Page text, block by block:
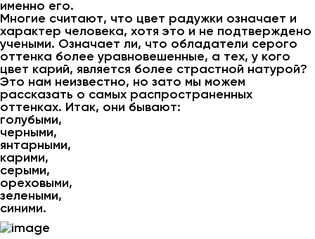
именно его.
Многие считают, что цвет радужки означает и
характер человека, хотя это и не подтверждено
учеными. Означает ли, что обладатели серого
оттенка более уравновешенные, а тех, у кого
цвет карий, является более страстной натурой?
Это нам неизвестно, но зато мы можем
рассказать о самых распространенных
оттенках. Итак, они бывают:
голубыми,
черными,
янтарными,
карими,
серыми,
ореховыми,
зелеными,
синими.